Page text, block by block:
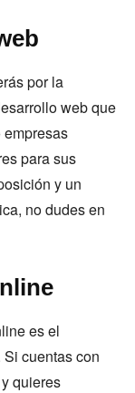
por la
web que
para sus
y un
no dudes en
es el
cuentas con
quieres